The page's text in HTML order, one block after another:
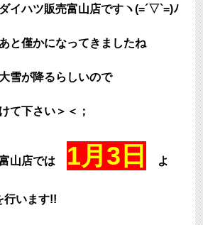
イハツ販売富山店ですヽ(=´▽`=)ﾉ
と僅かになってきましたね
雪が降るらしいので
て下さい＞＜；
山店では 1月3日 よ
います!!